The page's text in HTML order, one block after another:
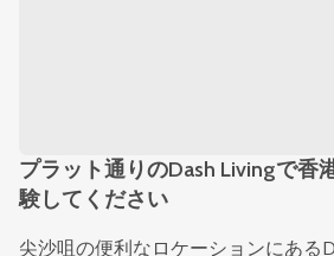
プラット通りのDash Livingで香
験してください
尖沙咀の便利なロケーションにある